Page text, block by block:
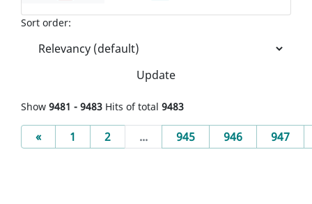
Sort order:
Update
Show 9481 - 9483 Hits of total 9483
«Previous
1 2 ... 945 946 947